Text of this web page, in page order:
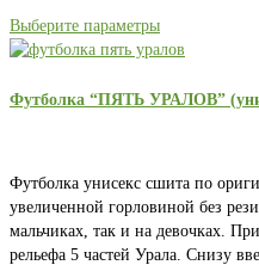
Выберите параметры
Футболка “ПЯТЬ УРАЛОВ”
Футболка унисекс сшита по
увеличенной горловиной без
мальчиках, так и на девочках.
рельефа 5 частей Урала. Снизу